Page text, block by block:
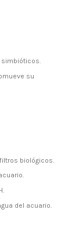
su
biológicos.
del acuario.